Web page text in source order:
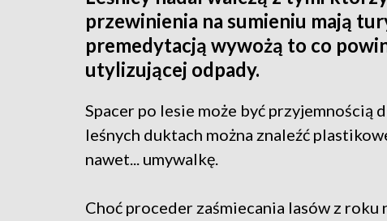
przewinienia na sumieniu mają
premedytacją wywożą to co
utylizującej odpady.
Spacer po lesie może być przyjemnością
leśnych duktach można znaleźć
nawet... umywalkę.
Choć proceder zaśmiecania lasów z